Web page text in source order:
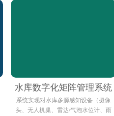
水库数字化矩阵管理系统
系统实现对水库多源感知设备（摄像
头、无人机巢、雷达/气泡水位计、雨